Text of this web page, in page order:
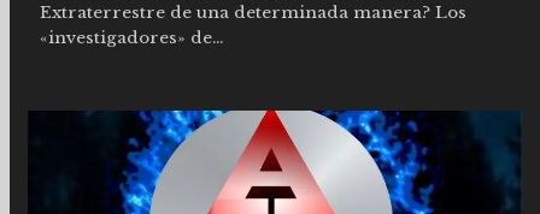
Extraterrestre de una determinada manera? Los
«investigadores» de...